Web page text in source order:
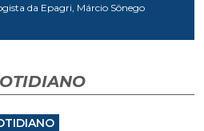
da Epagri, Márcio Sônego